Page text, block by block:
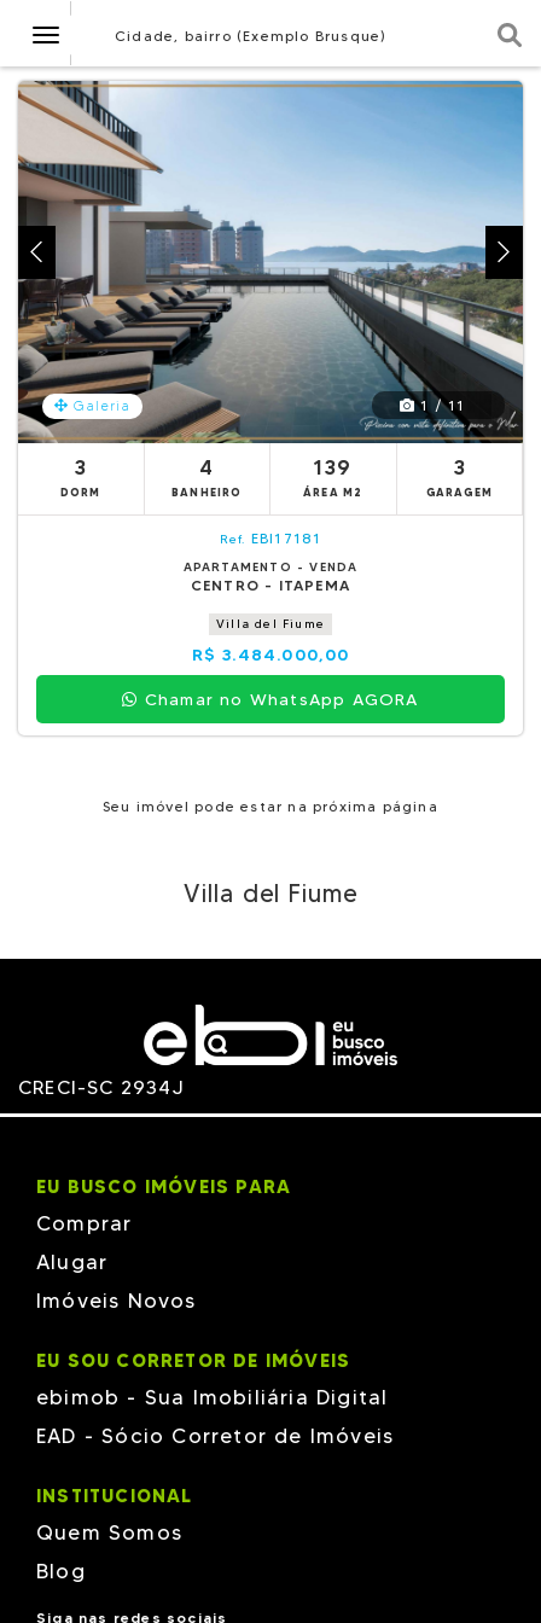
NavegaçãoCidade, bairro (Exemplo Brusque)
Galeria 1 / 11
3
DORM
4
BANHEIRO
139
ÁREA M2
3
GARAGEM
Ref. EBI17181
APARTAMENTO - VENDA
CENTRO - ITAPEMA
Villa del Fiume
R$ 3.484.000,00
Chamar no WhatsApp AGORA
Seu imóvel pode estar na próxima página
Villa del Fiume
CRECI-SC 2934J
EU BUSCO IMÓVEIS PARA
Comprar
Alugar
Imóveis Novos
EU SOU CORRETOR DE IMÓVEIS
ebimob - Sua Imobiliária Digital
EAD - Sócio Corretor de Imóveis
INSTITUCIONAL
Quem Somos
Blog
Siga nas redes sociais